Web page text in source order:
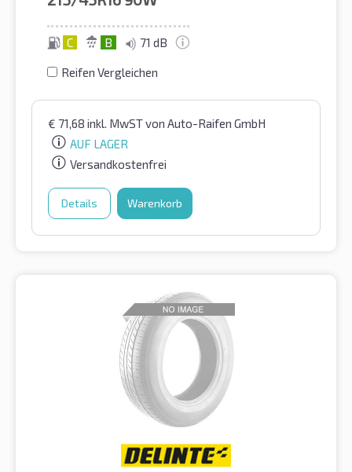
C B 71 dB
Reifen Vergleichen
€ 71,68 inkl. MwSTvon Auto-Raifen GmbH
AUF LAGER
Versandkostenfrei
Details Warenkorb